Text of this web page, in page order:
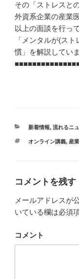
その「ストレスと
外資系企業の産業
以上の面談を行っ
「メンタルが(ス
慣」を解説していま
カ
ゴ
新着情報, 流れるニ
タ
オンライン講義, 産
コメントを残す
メールアドレスが
いている欄は必須
コメント